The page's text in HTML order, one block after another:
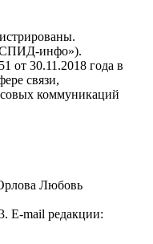
инфо»).
от 30.11.2018 года в
связи,
коммуникаций
Любовь
E-mail редакции: